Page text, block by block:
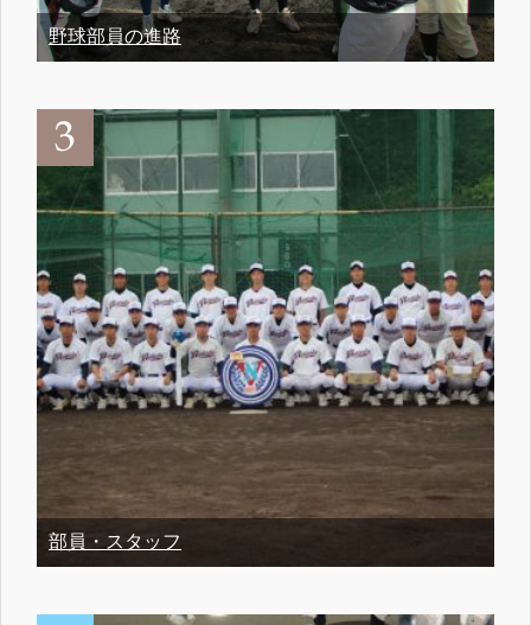
野球部員の進路
部員・スタッフ